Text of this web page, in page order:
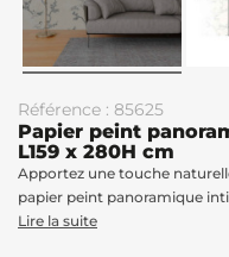
Référence : 85625
Papier peint
L159 x 280H cm
Apportez une touche
papier peint panoramique
Lire la suite